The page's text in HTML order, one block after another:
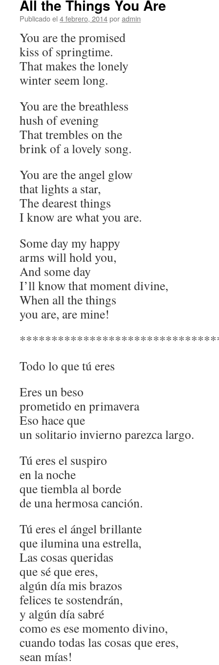
All the Things You Are
Publicado el 4 febrero, 2014poradmin
You are the promised
kiss of springtime.
That makes the lonely
winter seem long.
You are the breathless
hush of evening
That trembles on the
brink of a lovely song.
You are the angel glow
that lights a star,
The dearest things
I know are what you are.
Some day my happy
arms will hold you,
And some day
I’ll know that moment divine,
When all the things
you are, are mine!
Todo lo que tú eres
Eres un beso
prometido en primavera
Eso hace que
un solitario invierno parezca largo.
Tú eres el suspiro
en la noche
que tiembla al borde
de una hermosa canción.
Tú eres el ángel brillante
que ilumina una estrella,
Las cosas queridas
que sé que eres,
algún día mis brazos
felices te sostendrán,
y algún día sabré
como es ese momento divino,
cuando todas las cosas que eres,
sean mías!